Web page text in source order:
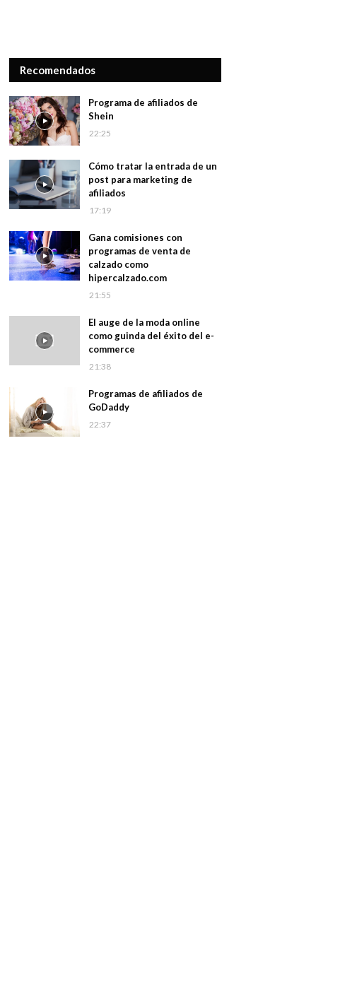
Recomendados
Programa de afiliados de
Shein
22:25
Cómo tratar la entrada de un
post para marketing de
afiliados
17:19
Gana comisiones con
programas de venta de
calzado como
hipercalzado.com
21:55
El auge de la moda online
como guinda del éxito del e-
commerce
21:38
Programas de afiliados de
GoDaddy
22:37